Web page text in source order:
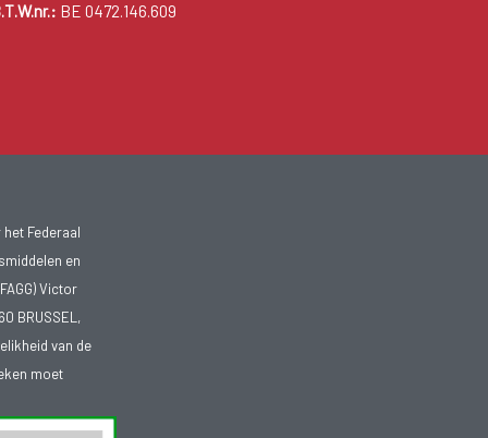
BE 0472.146.609
Federaal
en
Victor
BRUSSEL,
van de
moet